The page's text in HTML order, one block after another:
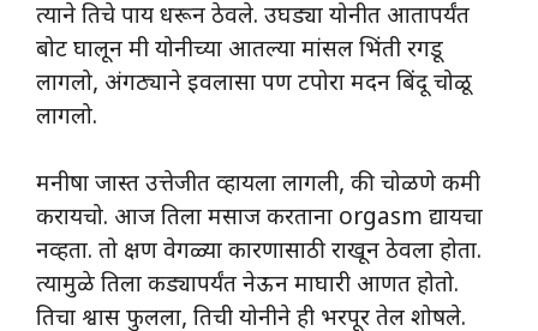
त्याने तिचे पाय धरून ठेवले. उघड्या योनीत आतापर्यंत
बोट घालून मी योनीच्या आतल्या मांसल भिंती रगडू
लागलो, अंगठ्याने इवलासा पण टपोरा मदन बिंदू चोळू
लागलो.
मनीषा जास्त उत्तेजीत व्हायला लागली, की चोळणे कमी
करायचो. आज तिला मसाज करताना orgasm द्यायचा
नव्हता. तो क्षण वेगळ्या कारणासाठी राखून ठेवला होता.
त्यामुळे तिला कड्यापर्यंत नेऊन माघारी आणत होतो.
तिचा श्वास फुलला, तिची योनीने ही भरपूर तेल शोषले.